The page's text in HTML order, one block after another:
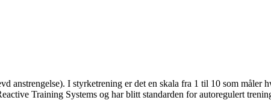
anstrengelse). I styrketrening er det en skala fra 1 til 10 som måler
Training Systems og har blitt standarden for autoregulert